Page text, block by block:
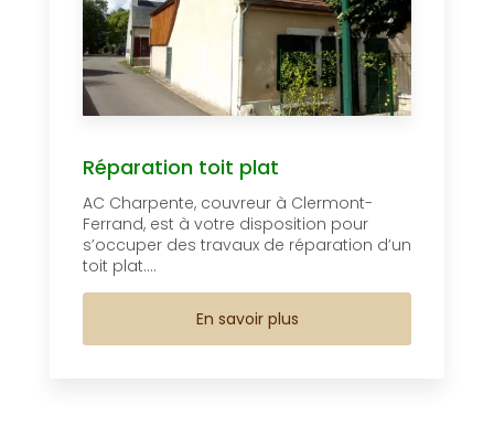
Réparation toit plat
AC Charpente, couvreur à Clermont-
Ferrand, est à votre disposition pour
s’occuper des travaux de réparation d’un
toit plat....
En savoir plus